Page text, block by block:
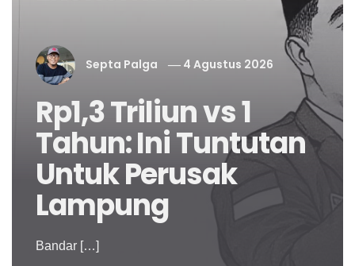
Septa Palga 4 Agustus 2026
Rp1,3 Triliun vs 1
Tahun: Ini Tuntutan
Untuk Perusak
Lampung
Bandar […]